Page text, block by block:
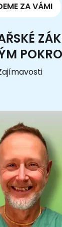
ZA VÁMI